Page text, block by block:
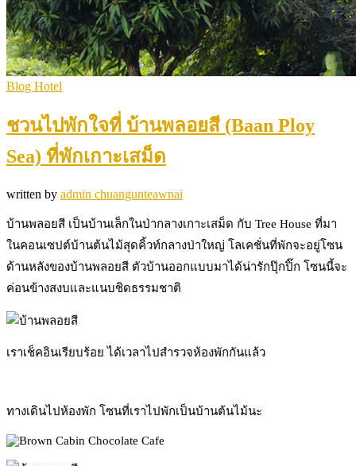
Blog Hotel
ชวนไปพักใจที่ บ้านพลอยสี (Baan Ploy
Sea) ที่พักเกาะเสม็ด
written by admin chuangunteawnai
บ้านพลอยสี เป็นบ้านเล็กในป่ากลางเกาะเสม็ด กับ Tree House ที่มา
ในคอนเซปต์บ้านต้นไม้สุดคิ้วท์กลางป่าใหญ่ โลเคชั่นที่พักจะอยู่โซน
ด้านหลังของบ้านพลอยสี ตัวบ้านออกแบบมาได้น่ารักปุ๊กปิ๊ก โซนนี้จะ
ค่อนข้างสงบและแนบชิดธรรมชาติ
เราเช็คอินเรียบร้อย ได้เวลาไปสำรวจห้องพักกันแล้ว
ทางเดินไปห้องพัก โซนที่เราไปพักเป็นบ้านต้นไม้นะ